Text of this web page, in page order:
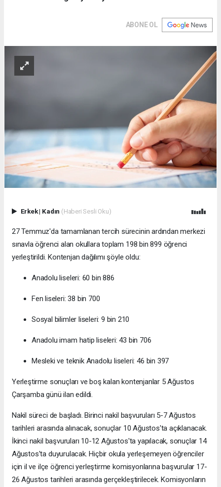
ABONE OL
Erkek| Kadın (Haberi Sesli Oku)
27 Temmuz'da tamamlanan tercih sürecinin ardından merkezi
sınavla öğrenci alan okullara toplam 198 bin 899 öğrenci
yerleştirildi. Kontenjan dağılımı şöyle oldu:
Anadolu liseleri: 60 bin 886
Fen liseleri: 38 bin 700
Sosyal bilimler liseleri: 9 bin 210
Anadolu imam hatip liseleri: 43 bin 706
Mesleki ve teknik Anadolu liseleri: 46 bin 397
Yerleştirme sonuçları ve boş kalan kontenjanlar 5 Ağustos
Çarşamba günü ilan edildi.
Nakil süreci de başladı. Birinci nakil başvuruları 5-7 Ağustos
tarihleri arasında alınacak, sonuçlar 10 Ağustos'ta açıklanacak.
İkinci nakil başvuruları 10-12 Ağustos'ta yapılacak, sonuçlar 14
Ağustos'ta duyurulacak. Hiçbir okula yerleşemeyen öğrenciler
için il ve ilçe öğrenci yerleştirme komisyonlarına başvurular 17-
26 Ağustos tarihleri arasında gerçekleştirilecek. Komisyonların